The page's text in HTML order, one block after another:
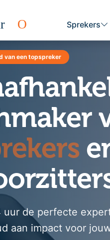
Sprekers
van een topspreker
uur de perfecte
aan impact voor